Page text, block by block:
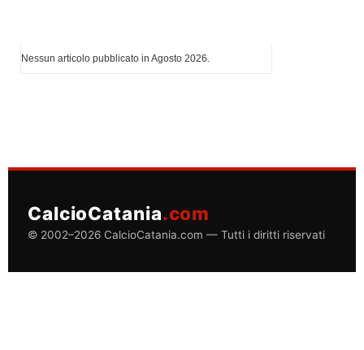
Nessun articolo pubblicato in Agosto 2026.
CalcioCatania.com
© 2002–2026 CalcioCatania.com — Tutti i diritti riservati